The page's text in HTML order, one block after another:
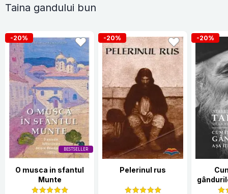
Taina gandului bun
BESTSELLER
-20%
O musca in sfantul
Munte
-20%
Pelerinul rus
-20%